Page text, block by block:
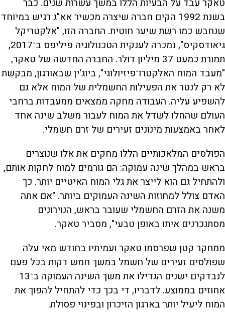
בשנת 1992 הקים חברה שיצרה מכשיר אא"ג רגיש במיוחד
שנחבש כמו רשת שיער חוטית. החברה הזו, "אלקטריקל
גיאודסקיס", נמכרה לענקית הטכנולוגיה פיליפס ב־2017,
תמורת כמעט 37 מיליון דולר. החברה החדשה של טאקר,
"מעבד המוח האלקטרו־פיזיולוגי", ביוג'ין שבאורגון, מבקשת
לא רק לנטר את הפעילות החשמלית של המוח אלא גם
להשפיע עליה. העבודה מחקה ממצאים ממעבדות ברחבי
העולם שהחלו לשדל את המוח לעבור משלב שינה אחד
לאחר באמצעות מינונים זעירים של זרם חשמלי.
הפולסים המלאכותיים הללו מחקים את אלו שנוצרים
בראש במהלך שינה עמוקה: הם גורמים למוח לחקות אותם,
ולהתחיל גם הוא לייצר את גלי המוח האיטיים יותר. כך
האדם צולל למחוזות השינה העמוקים ביותר. "אם אתה
משנה את הזרם החשמלי שעובר בראש, הנוירונים
מסתנכרנים איתו באופן טבעי", מסביר טאקר.
ממחקר קטן שפרסמו טאקר ועמיתיו בחודש מאי עלה
שפולסים זעירים של חשמל במשך חמש דקות בכל פעם
לנבדקים ישנים הגדילו את משך השינה העמוקה ב־13
אחוזים בממוצע. לדבריו, די בכך כדי להתחיל להפוך את
המוח ליעיל יותר בארגון הזיכרון ובפינוי פסולת.